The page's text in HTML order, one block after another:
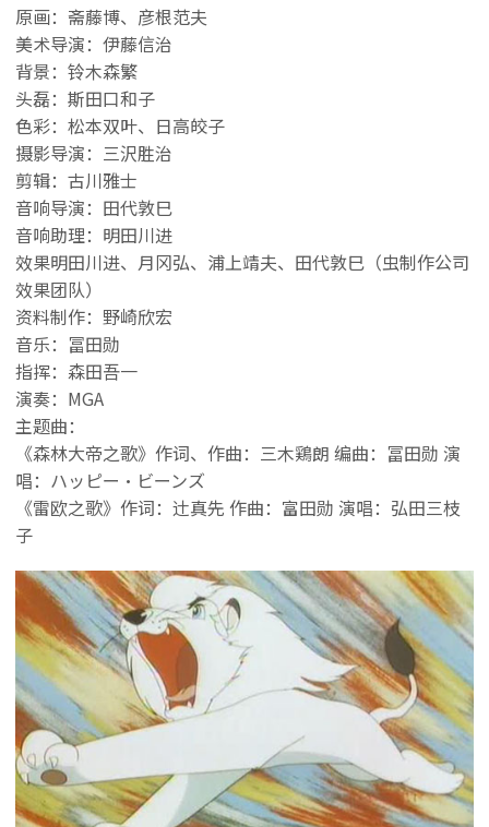
原画：斋藤博、彦根范夫
美术导演：伊藤信治
背景：铃木森繁
头磊：斯田口和子
色彩：松本双叶、日高皎子
摄影导演：三沢胜治
剪辑：古川雅士
音响导演：田代敦巳
音响助理：明田川进
效果明田川进、月冈弘、浦上靖夫、田代敦巳（虫制作公司
效果团队）
资料制作：野崎欣宏
音乐：冨田勋
指挥：森田吾一
演奏：MGA
主题曲：
《森林大帝之歌》作词、作曲：三木鶏朗 编曲：冨田勋 演
唱：ハッピー・ビーンズ
《雷欧之歌》作词：辻真先 作曲：富田勋 演唱：弘田三枝
子